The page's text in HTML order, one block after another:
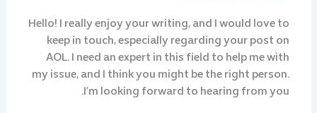
Hello! I really enjoy your writing, and I would love to
keep in touch, especially regarding your post on
AOL. I need an expert in this field to help me with
my issue, and I think you might be the right person.
I’m looking forward to hearing from you.